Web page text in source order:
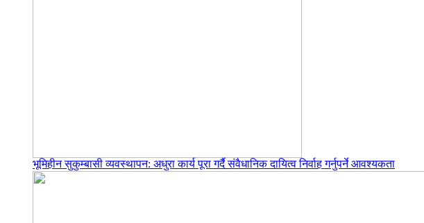
भूमिहीन सुकुम्बासी व्यवस्थापन: अधुरा कार्य पूरा गर्दै संवैधानिक दायित्व निर्वाह गर्नुपर्ने आवश्यकता